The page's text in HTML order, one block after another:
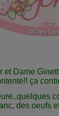
et Dame
ça
des oeufs